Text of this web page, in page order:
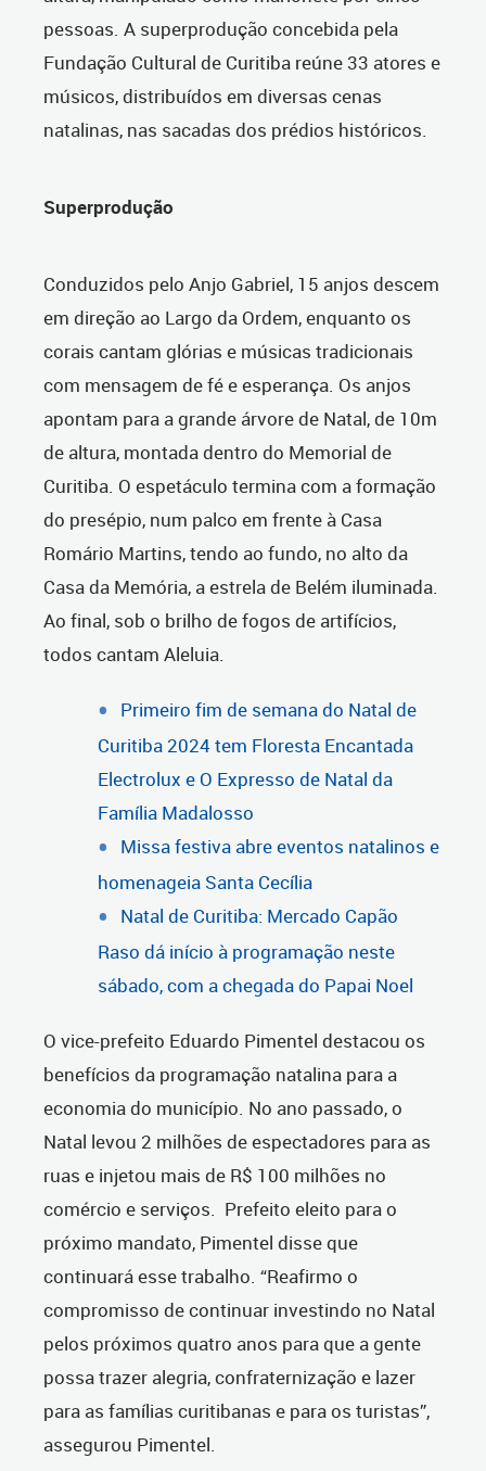
pessoas. A superprodução concebida pela
Fundação Cultural de Curitiba reúne 33 atores e
músicos, distribuídos em diversas cenas
natalinas, nas sacadas dos prédios históricos.
Superprodução
Conduzidos pelo Anjo Gabriel, 15 anjos descem
em direção ao Largo da Ordem, enquanto os
corais cantam glórias e músicas tradicionais
com mensagem de fé e esperança. Os anjos
apontam para a grande árvore de Natal, de 10m
de altura, montada dentro do Memorial de
Curitiba. O espetáculo termina com a formação
do presépio, num palco em frente à Casa
Romário Martins, tendo ao fundo, no alto da
Casa da Memória, a estrela de Belém iluminada.
Ao final, sob o brilho de fogos de artifícios,
todos cantam Aleluia.
Primeiro fim de semana do Natal de
Curitiba 2024 tem Floresta Encantada
Electrolux e O Expresso de Natal da
Família Madalosso
Missa festiva abre eventos natalinos e
homenageia Santa Cecília
Natal de Curitiba: Mercado Capão
Raso dá início à programação neste
sábado, com a chegada do Papai Noel
O vice-prefeito Eduardo Pimentel destacou os
benefícios da programação natalina para a
economia do município. No ano passado, o
Natal levou 2 milhões de espectadores para as
ruas e injetou mais de R$ 100 milhões no
comércio e serviços. Prefeito eleito para o
próximo mandato, Pimentel disse que
continuará esse trabalho. “Reafirmo o
compromisso de continuar investindo no Natal
pelos próximos quatro anos para que a gente
possa trazer alegria, confraternização e lazer
para as famílias curitibanas e para os turistas”,
assegurou Pimentel.